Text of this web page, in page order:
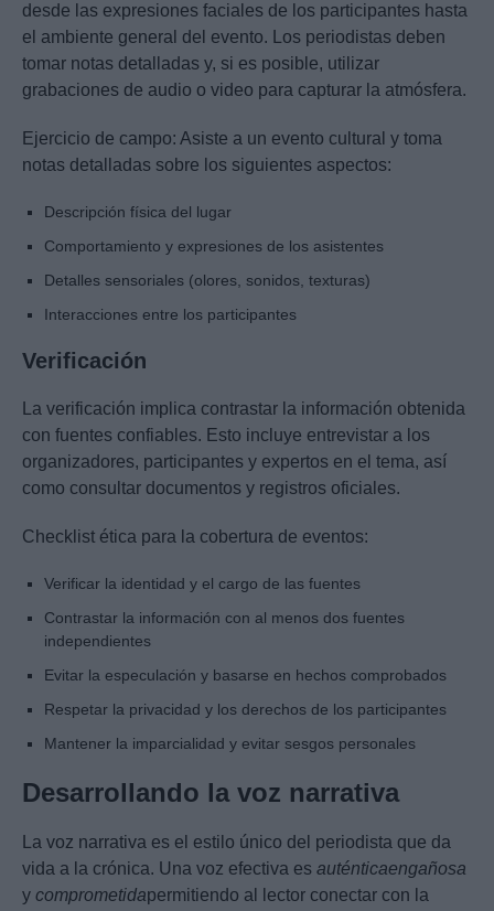
desde las expresiones faciales de los participantes hasta
el ambiente general del evento. Los periodistas deben
tomar notas detalladas y, si es posible, utilizar
grabaciones de audio o video para capturar la atmósfera.
Ejercicio de campo: Asiste a un evento cultural y toma
notas detalladas sobre los siguientes aspectos:
Descripción física del lugar
Comportamiento y expresiones de los asistentes
Detalles sensoriales (olores, sonidos, texturas)
Interacciones entre los participantes
Verificación
La verificación implica contrastar la información obtenida
con fuentes confiables. Esto incluye entrevistar a los
organizadores, participantes y expertos en el tema, así
como consultar documentos y registros oficiales.
Checklist ética para la cobertura de eventos:
Verificar la identidad y el cargo de las fuentes
Contrastar la información con al menos dos fuentes
independientes
Evitar la especulación y basarse en hechos comprobados
Respetar la privacidad y los derechos de los participantes
Mantener la imparcialidad y evitar sesgos personales
Desarrollando la voz narrativa
La voz narrativa es el estilo único del periodista que da
vida a la crónica. Una voz efectiva es auténticaengañosa
y comprometidapermitiendo al lector conectar con la